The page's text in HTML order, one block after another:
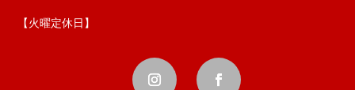
【火曜定休日】